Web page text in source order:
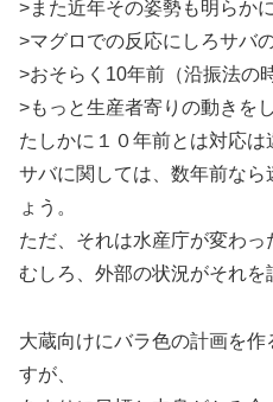
>また近年その姿勢も明らか
>マグロでの反応にしろサバ
>おそらく10年前（沿振法の
>もっと生産者寄りの動きを
たしかに１０年前とは対応は
サバに関しては、数年前な
ょう。
ただ、それは水産庁が変わっ
むしろ、外部の状況がそれを
大蔵向けにバラ色の計画を
すが、